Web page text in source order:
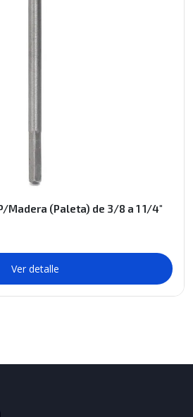
Madera (Paleta) de 3/8 a 1 1/4"
Ver detalle